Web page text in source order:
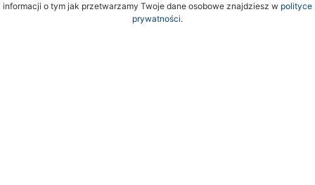
informacji o tym jak przetwarzamy Twoje dane osobowe znajdziesz w polityce
prywatności.